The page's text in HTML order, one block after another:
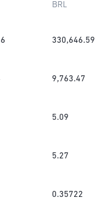
BRL
330,646.59
9,763.47
5.09
5.27
0.35722